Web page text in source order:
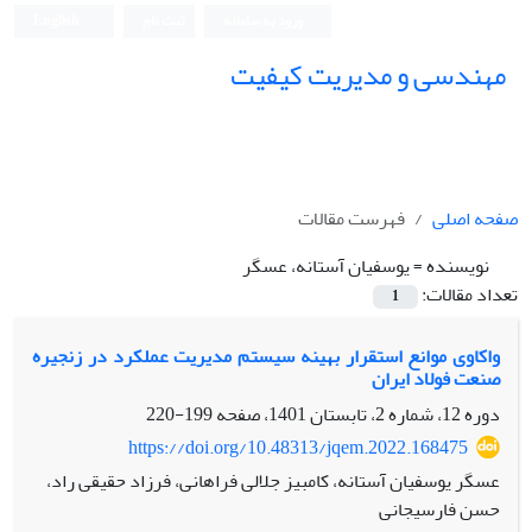
مهندسی و مدیریت کیفیت
صفحه اصلی
فهرست مقالات
نویسنده =یوسفیان آستانه، عسگر
تعداد مقالات:
1
واکاوی موانع استقرار بهینه سیستم مدیریت عملکرد در زنجیره
صنعت فولاد ایران
دوره 12، شماره 2، تابستان 1401، صفحه
199-220
https://doi.org/10.48313/jqem.2022.168475
عسگر یوسفیان آستانه، کامبیز جلالی فراهانی، فرزاد حقیقی راد،
حسن فارسیجانی